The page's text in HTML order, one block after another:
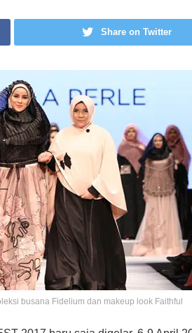
Share on Twitter
busana Fidelium dan makeup look Faithful